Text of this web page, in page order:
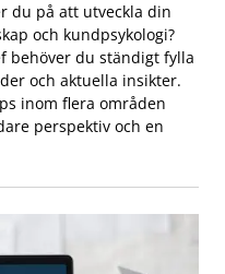
du på att utveckla din
och kundpsykologi?
behöver du ständigt fylla
och aktuella insikter.
inom flera områden
perspektiv och en